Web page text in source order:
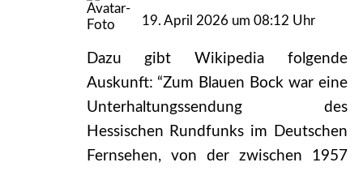
19. April 2026 um 08:12 Uhr
Dazu gibt Wikipedia folgende
Auskunft: “Zum Blauen Bock war eine
Unterhaltungssendung des
Hessischen Rundfunks im Deutschen
Fernsehen, von der zwischen 1957